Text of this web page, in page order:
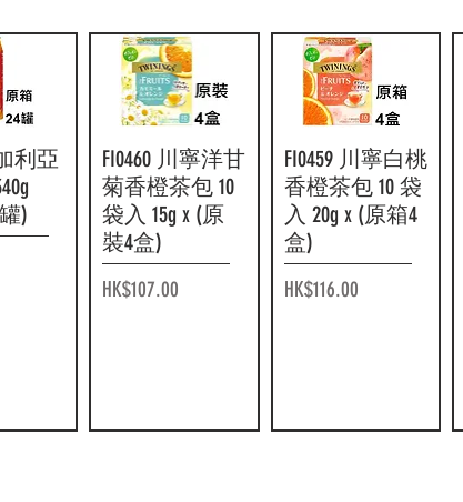
12樽)
價格
HK$164.00
咖啡 950ml x (原
箱12樽)
價格
HK$139.00
(30罐裝)
價格
HK$177.00
箱 30 罐)
價格
HK$174.00
覽利亞
)
快速瀏覽
FI0460 川寧洋甘
菊香橙茶包 10
袋入 15g x (原
裝4盒)
價格
HK$107.00
快速瀏覽
FI0459 川寧白桃
香橙茶包 10 袋
入 20g x (原箱4
盒)
價格
HK$116.00